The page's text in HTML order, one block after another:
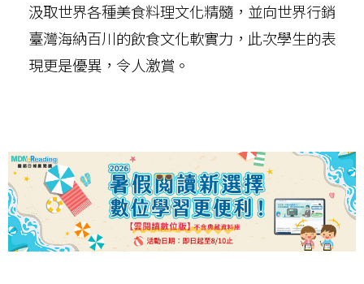
汲取世界各種美食料理文化精髓，並向世界行銷
臺灣海納百川的飲食文化軟實力，此次學生的表
現更是優異，令人激賞。